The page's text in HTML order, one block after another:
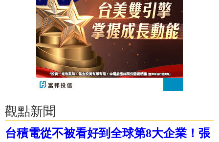
觀點新聞
台積電從不被看好到全球第8大企業！張